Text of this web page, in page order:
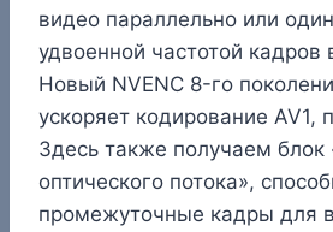
видео параллельно или
удвоенной частотой кадров
Новый NVENC 8-го
ускоряет кодирование AV1,
Здесь также получаем блок
оптического потока»,
промежуточные кадры для